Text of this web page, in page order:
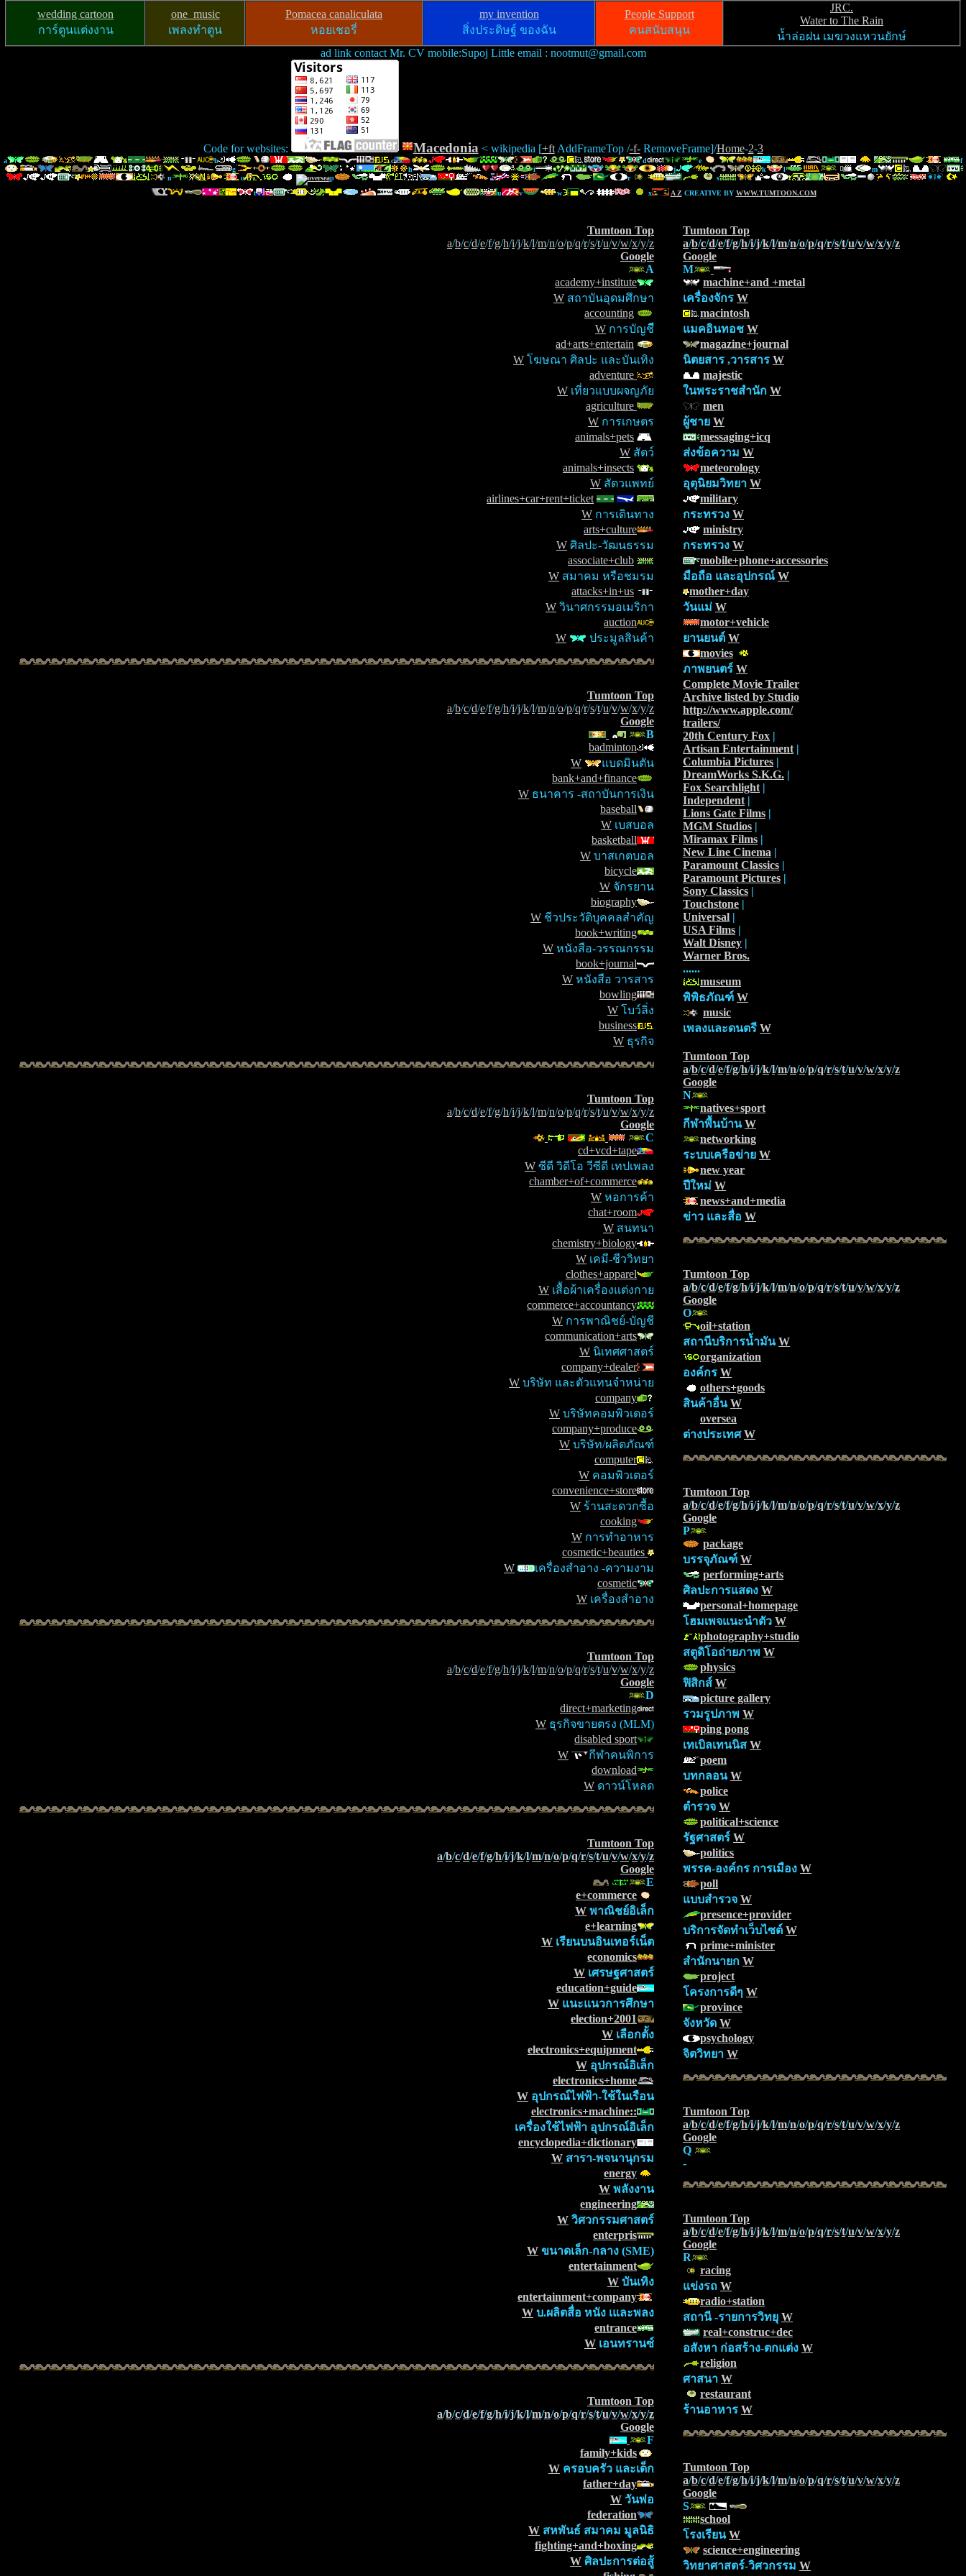
wedding cartoon
การ์ตูนแต่งงาน
one_music
เพลงทำตูน
Pomacea canaliculata
หอยเชอรี่
my invention
สิ่งประดิษฐ์ ของฉัน
People Support
คนสนับสนุน
JRC.
Water to The Rain
น้ำล่อฝน เมฆวงแหวนยักษ์
ad link contact Mr. CV mobile:Supoj Little email : nootmut@gmail.com
Code for websites: Macedonia < wikipedia [+ftAddFrameTop /-f-RemoveFrame]/Home-2-3
a b c d e
f
g
h i j k l
m
n
o p r
s
t
u v w x A Z CREATIVE BY WWW.TUMTOON.COM
Tumtoon Top
a/b/c/d/e/f/g/h/i/j/k/l/m/n/o/p/q/r/s/t/u/v/w/x/y/z
Google
A
academy+institute
W สถาบันอุดมศึกษา
accounting
W การบัญช
ad+arts+entertain
W โฆษณา ศิลปะ และบันเทิง
adventure
W เที่ยวแบบผจญภัย
agriculture
W การเกษตร
animals+pets
W สัตว์
animals+insects
W สัตวแพทย์
airlines+car+rent+ticket
W การเดินทาง
arts+culture
W ศิลปะ-วัฒนธรรม
associate+club
W สมาคม หรือชมรม
attacks+in+us
W วินาศกรรมอเมริกา
auction
W
ประมูลสินค้า
Tumtoon Top
a/b/c/d/e/f/g/h/i/j/k/l/m/n/o/p/q/r/s/t/u/v/w/x/y/z
Google
B
badminton
W
แบดมินตัน
bank+and+finance
W ธนาคาร -สถาบันการเงิน
baseball
W เบสบอล
basketball
W บาสเกตบอล
bicycle
W จักรยาน
biography
W ชีวประวัติบุคคลสำคัญ
book+writing
W หนังสือ-วรรณกรรม
book+journal
W หนังสือ วารสาร
bowling
W โบว์ลิ่ง
business
W ธุรกิจ
Tumtoon Top
a/b/c/d/e/f/g/h/i/j/k/l/m/n/o/p/q/r/s/t/u/v/w/x/y/z
Google
C
cd+vcd+tape
W ซีดี วิดีโอ วีซีดี เทปเพลง
chamber+of+commerce
W หอการค้า
chat+room
W สนทนา
chemistry+biology
W เคมี-ชีววิทยา
clothes+apparel
W เสื้อผ้าเครื่องแต่งกาย
commerce+accountancy
W การพาณิชย์-บัญชี
communication+arts
W นิเทศศาสตร์
company+dealer
W บริษัท และตัวแทนจำหน่าย
company
W บริษัทคอมพิวเตอร์
company+produce
W บริษัท/ผลิตภัณฑ์
computer
W คอมพิวเตอร์
convenience+store
W ร้านสะดวกซื้อ
cooking
W การทำอาหาร
cosmetic+beauties
W
เครื่องสำอาง -ความงาม
cosmetic
W เครื่องสำอาง
Tumtoon Top
a/b/c/d/e/f/g/h/i/j/k/l/m/n/o/p/q/r/s/t/u/v/w/x/y/z
Google
D
direct+marketing
W ธุรกิจขายตรง (MLM)
disabled sport
W
กีฬาคนพิการ
download
W ดาวน์โหลด
Tumtoon Top
a/b/c/d/e/f/g/h/i/j/k/l/m/n/o/p/q/r/s/t/u/v/w/x/y/z
Google
E
e+commerce
W พาณิชย์อิเล็ก
e+learning
W เรียนบนอินเทอร์เน็ต
economics
W เศรษฐศาสตร์
education+guide
W แนะแนวการศึกษา
election+2001
W เลือกตั้ง
electronics+equipment
W อุปกรณ์อิเล็ก
electronics+home
W อุปกรณ์ไฟฟ้า-ใช้ในเรือน
electronics+machine::
เครื่องใช้ไฟฟ้า อุปกรณ์อิเล็ก
encyclopedia+dictionary
W สารา-พจนานุกรม
energy
W พลังงาน
engineering
W วิศวกรรมศาสตร์
enterpris
W ขนาดเล็ก-กลาง (SME)
entertainment
W บันเทิง
entertainment+company
W บ.ผลิตสื่อ หนัง เและพลง
entrance
W เอนทรานซ์
Tumtoon Top
a/b/c/d/e/f/g/h/i/j/k/l/m/n/o/p/q/r/s/t/u/v/w/x/y/z
Google
F
family+kids
W ครอบครัว และเด็ก
father+day
W วันพ่อ
federation
W สหพันธ์ สมาคม มูลนิธิ
fighting+and+boxing
W ศิลปะการต่อสู้
Tumtoon Top
a/b/c/d/e/f/g/h/i/j/k/l/m/n/o/p/q/r/s/t/u/v/w/x/y/z
Google
M
machine+and +metal
เครื่องจักร W
macintosh
แมคอินทอช W
magazine+journal
นิตยสาร ,วารสาร W
majestic
ในพระราชสำนัก W
men
ผู้ชาย W
messaging+icq
ส่งข้อความ W
meteorology
อุตุนิยมวิทยา W
military
กระทรวง W
ministry
กระทรวง W
mobile+phone+accessories
มือถือ และอุปกรณ์ W
mother+day
วันแม่ W
motor+vehicle
ยานยนต์ W
movies
ภาพยนตร์ W
Complete Movie Trailer
Archive listed by Studio
http://www.apple.com/
trailers/
20th Century Fox |
Artisan Entertainment |
Columbia Pictures |
DreamWorks S.K.G. |
Fox Searchlight |
Independent |
Lions Gate Films |
MGM Studios |
Miramax Films |
New Line Cinema |
Paramount Classics |
Paramount Pictures |
Sony Classics |
Touchstone |
Universal |
USA Films |
Walt Disney |
Warner Bros.
......
museum
พิพิธภัณฑ์ W
music
เพลงและดนตรี W
Tumtoon Top
a/b/c/d/e/f/g/h/i/j/k/l/m/n/o/p/q/r/s/t/u/v/w/x/y/z
Google
N
natives+sport
กีฬาพื้นบ้านW
networking
ระบบเครือข่าย W
new year
ปีใหม่ W
news+and+media
ข่าว และสื่อ W
Tumtoon Top
a/b/c/d/e/f/g/h/i/j/k/l/m/n/o/p/q/r/s/t/u/v/w/x/y/z
Google
O
oil+station
สถานีบริการน้ำมันW
organization
องค์กร W
others+goods
สินค้าอื่นW
oversea
ต่างประเทศW
Tumtoon Top
a/b/c/d/e/f/g/h/i/j/k/l/m/n/o/p/q/r/s/t/u/v/w/x/y/z
Google
P
package
บรรจุภัณฑ์ W
performing+arts
ศิลปะการแสดง W
personal+homepage
โฮมเพจแนะนำตัว W
photography+studio
สตูดิโอถ่ายภาพ W
physics
ฟิสิกส์ W
picture gallery
รวมรูปภาพ W
ping pong
เทเบิลเทนนิส W
poem
บทกลอนW
police
ตำรวจ W
political+science
รัฐศาสตร์ W
politics
พรรค-องค์กร การเมือง W
poll
แบบสำรวจ W
presence+provider
บริการจัดทำเว็บไซต์ W
prime+minister
สำนักนายก W
project
โครงการดีๆ W
province
จังหวัด W
psychology
จิตวิทยา W
Tumtoon Top
a/b/c/d/e/f/g/h/i/j/k/l/m/n/o/p/q/r/s/t/u/v/w/x/y/z
Google
Q
-
Tumtoon Top
a/b/c/d/e/f/g/h/i/j/k/l/m/n/o/p/q/r/s/t/u/v/w/x/y/z
Google
R
racing
แข่งรถ W
radio+station
สถานี -รายการวิทยุ W
real+construc+dec
อสังหา ก่อสร้าง-ตกแต่ง W
religion
ศาสนา W
restaurant
ร้านอาหาร W
Tumtoon Top
a/b/c/d/e/f/g/h/i/j/k/l/m/n/o/p/q/r/s/t/u/v/w/x/y/z
Google
S
school
โรงเรียนW
science+engineering
วิทยาศาสตร์-วิศวกรรม W